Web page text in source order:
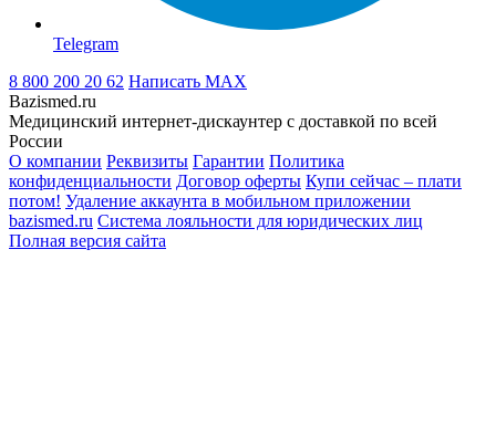
Telegram
8 800 200 20 62 Написать MAX
Bazismed.ru
Медицинский интернет-дискаунтер с доставкой по всей
России
О компании Реквизиты Гарантии Политика
конфиденциальности Договор оферты Купи сейчас – плати
потом! Удаление аккаунта в мобильном приложении
bazismed.ru Система лояльности для юридических лиц
Полная версия сайта